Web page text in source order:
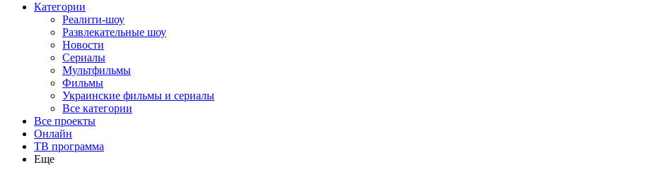
Категории
Реалити-шоу
Развлекательные шоу
Новости
Сериалы
Мультфильмы
Фильмы
Украинские фильмы и сериалы
Все категории
Все проекты
Онлайн
ТВ программа
Еще